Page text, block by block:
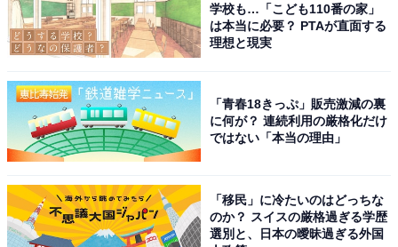
学校も…「こども110番の家」
は本当に必要？ PTAが直面する
理想と現実
「青春18きっぷ」販売激減の裏
に何が？ 連続利用の厳格化だけ
ではない「本当の理由」
「移民」に冷たいのはどっちな
のか？ スイスの厳格過ぎる学歴
選別と、日本の曖昧過ぎる外国